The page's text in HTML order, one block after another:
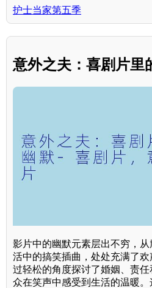
护士当家第五季
意外之夫：喜剧片里
影片中的幽默元素层出不穷，
活中的搞笑插曲，处处充满了
过轻松的角度探讨了婚姻、责
众在笑声中感受到生活的温暖